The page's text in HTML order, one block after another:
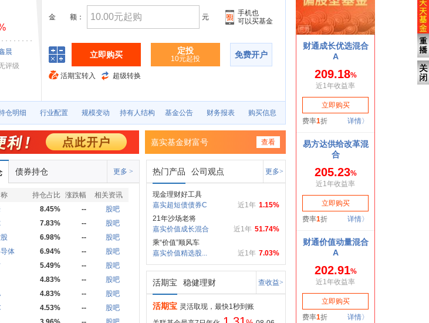
晨
评级
金 额： 元
手机也
可以买基金
立即购买 定投
10元起投 免费开户
活期宝转入 超级转换
仓明细 行业配置 规模变动 持有人结构 基金公告 财务报表 购买信息
嘉实基金财富号 查看
债券持仓 更多 >
持仓占比 涨跌幅
相关资讯
8.45% --
股吧
7.83% --
股吧
6.98% --
股吧
体
6.94% --
股吧
5.49% --
股吧
4.83% --
股吧
4.83% --
股吧
4.53% --
股吧
热门产品 公司观点 更多>
现金理财好工具
1.15%
近1年
嘉实超短债债券C
21年沙场老将
51.74%
近1年
嘉实价值成长混合
乘“价值”顺风车
7.03%
近1年
嘉实价值精选股...
活期宝 稳健理财 查收益>
活期宝 灵活取现，最快1秒到账